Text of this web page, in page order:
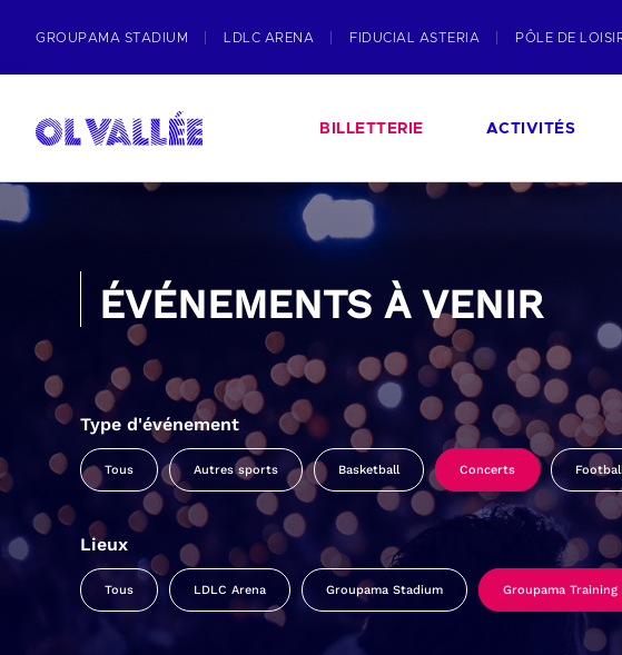
GROUPAMA STADIUM LDLC ARENA FIDUCIAL ASTERIA PÔLE DE
BILLETTERIE ACTIVITÉS
ÉVÉNEMENTS À VENIR
Type d'événement
Tous Autres sports Basketball Concerts
Lieux
Tous LDLC Arena Groupama Stadium Groupama Training